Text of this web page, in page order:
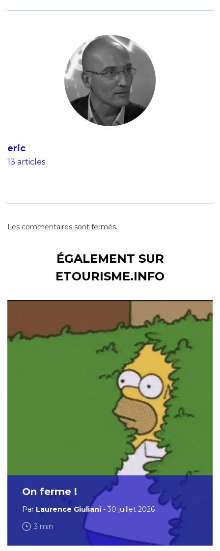
eric
13 articles
Les commentaires sont fermés.
ÉGALEMENT SUR
ETOURISME.INFO
On ferme !
Par Laurence Giuliani - 30 juillet 2026
3 min